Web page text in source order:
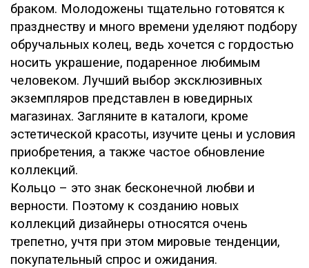
браком. Молодожены тщательно готовятся к
празднеству и много времени уделяют подбору
обручальных колец, ведь хочется с гордостью
носить украшение, подаренное любимым
человеком. Лучший выбор эксклюзивных
экземпляров представлен в юведирных
магазинах. Загляните в каталоги, кроме
эстетической красоты, изучите цены и условия
приобретения, а также частое обновление
коллекций.
Кольцо – это знак бесконечной любви и
верности. Поэтому к созданию новых
коллекций дизайнеры относятся очень
трепетно, учтя при этом мировые тенденции,
покупательный спрос и ожидания.